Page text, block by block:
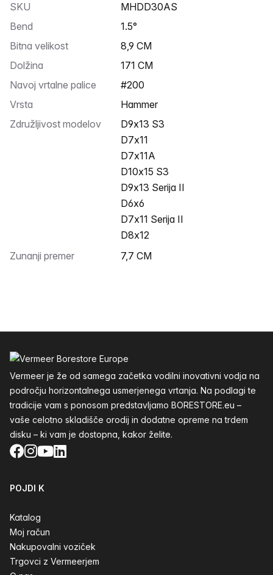
SKU
MHDD30AS
Bend
1.5°
Bitna velikost
8,9 CM
Dolžina
171 CM
Navoj vrtalne palice
#200
Vrsta
Hammer
Združljivost modelov
D9x13 S3
D7x11
D7x11A
D10x15 S3
D9x13 Serija II
D6x6
D7x11 Serija II
D8x12
Zunanji premer
7,7 CM
Vermeer je že od samega začetka vodilni inovativni vodja na
področju horizontalnega usmerjenega vrtanja. Na podlagi te
tradicije vam s ponosom predstavljamo BORESTORE.eu –
vaše celotno skladišče orodij in dodatne opreme na trdem
disku – ki vam je dostopna, kakor želite.
Facebook
Instagram
YouTube
LinkedIn
POJDI K
Katalog
Moj račun
Nakupovalni voziček
Trgovci z Vermeerjem